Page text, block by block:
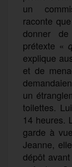
un
raconte
donner
prétexte «
explique
et de
un
toilettes.
14 heures.
garde à
Jeanne,
dépôt